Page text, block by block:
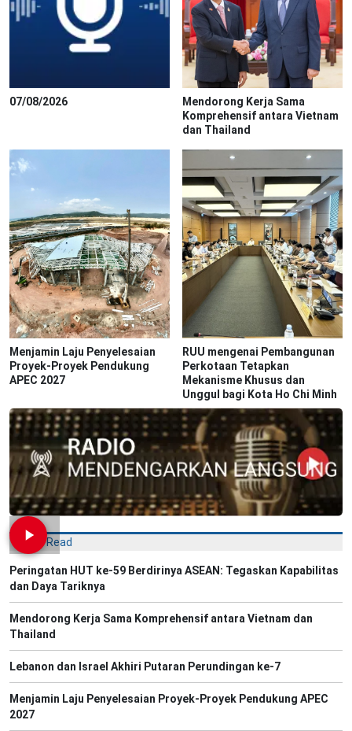
07/08/2026
Mendorong Kerja Sama
Komprehensif antara Vietnam
dan Thailand
Menjamin Laju Penyelesaian
Proyek-Proyek Pendukung
APEC 2027
RUU mengenai Pembangunan
Perkotaan Tetapkan
Mekanisme Khusus dan
Unggul bagi Kota Ho Chi Minh
Most Read
Peringatan HUT ke-59 Berdirinya ASEAN: Tegaskan Kapabilitas
dan Daya Tariknya
Mendorong Kerja Sama Komprehensif antara Vietnam dan
Thailand
Lebanon dan Israel Akhiri Putaran Perundingan ke-7
Menjamin Laju Penyelesaian Proyek-Proyek Pendukung APEC
2027